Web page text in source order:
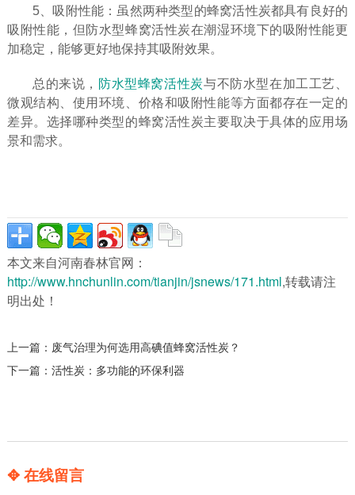
5、吸附性能：虽然两种类型的蜂窝活性炭都具有良好的
吸附性能，但防水型蜂窝活性炭在潮湿环境下的吸附性能更
加稳定，能够更好地保持其吸附效果。
总的来说， 防水型蜂窝活性炭与不防水型在加工工艺、
微观结构、使用环境、价格和吸附性能等方面都存在一定的
差异。选择哪种类型的蜂窝活性炭主要取决于具体的应用场
景和需求。
本文来自河南春林官网：
http://www.hnchunlin.com/tianjin/jsnews/171.html,转载请注
明出处！
上一篇： 废气治理为何选用高碘值蜂窝活性炭？
下一篇： 活性炭：多功能的环保利器
✥ 在线留言